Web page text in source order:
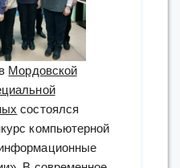
Мордовской
состоялся
компьютерной